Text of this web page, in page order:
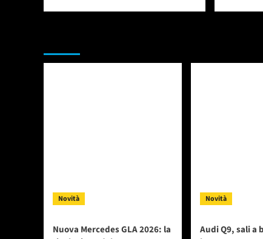
Novità
Nuova Mercedes GLA 2026: la
Novità
Audi Q9, sali a